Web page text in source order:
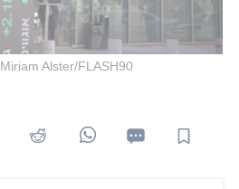
Miriam Alster/FLASH90